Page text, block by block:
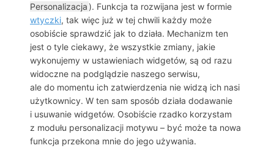
Personalizacja ). Funkcja ta rozwijana jest w formie
wtyczki, tak więc już w tej chwili każdy może
osobiście sprawdzić jak to działa. Mechanizm ten
jest o tyle ciekawy, że wszystkie zmiany, jakie
wykonujemy w ustawieniach widgetów, są od razu
widoczne na podglądzie naszego serwisu,
ale do momentu ich zatwierdzenia nie widzą ich nasi
użytkownicy. W ten sam sposób działa dodawanie
i usuwanie widgetów. Osobiście rzadko korzystam
z modułu personalizacji motywu – być może ta nowa
funkcja przekona mnie do jego używania.